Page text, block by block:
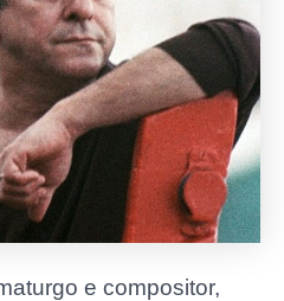
e compositor,